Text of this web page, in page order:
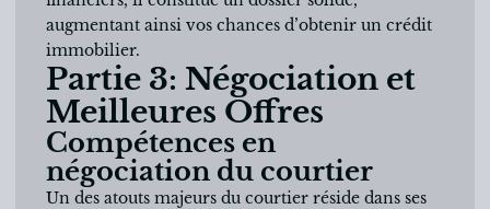
augmentant ainsi vos chances d’obtenir un crédit
immobilier.
Partie 3: Négociation et
Meilleures Offres
Compétences en
négociation du courtier
Un des atouts majeurs du courtier réside dans ses